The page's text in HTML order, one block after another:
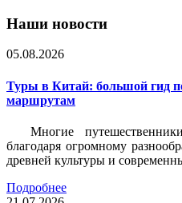
Наши новости
05.08.2026
Туры в Китай: большой гид
маршрутам
Многие
благодаря огромному
древней культуры и
Подробнее